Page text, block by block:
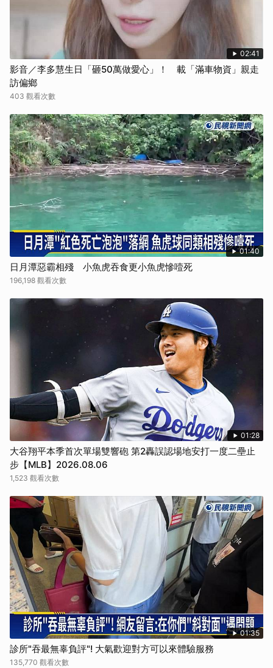
02:41
影音／李多慧生日「砸50萬做愛心」！ 載「滿車物資」親走
訪偏鄉
403 觀看次數
01:40
日月潭惡霸相殘 小魚虎吞食更小魚虎慘噎死
196,198 觀看次數
01:28
大谷翔平本季首次單場雙響砲 第2轟誤認場地安打一度二壘止
步【MLB】2026.08.06
1,523 觀看次數
01:35
診所"吞最無辜負評"! 大氣歡迎對方可以來體驗服務
135,770 觀看次數